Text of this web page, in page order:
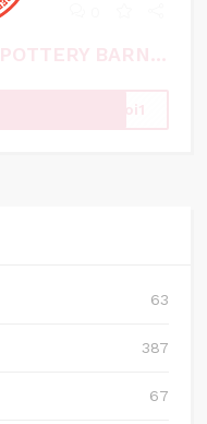
كود خصم بوتري بارن أطفال | POTTERY BARN KIDS | كوبون خصم بوتري بارن أطفال
oi1
63
387
67